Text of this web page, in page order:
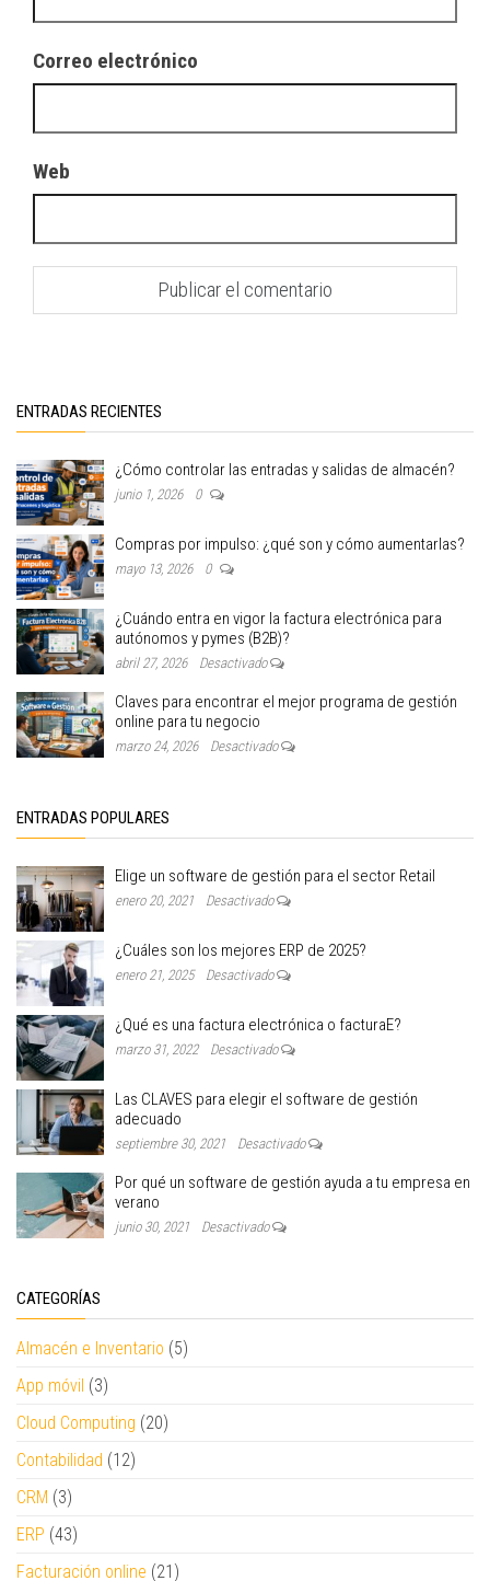
Correo electrónico
Web
ENTRADAS RECIENTES
¿Cómo controlar las entradas y salidas de almacén?
junio 1, 2026 0
Compras por impulso: ¿qué son y cómo aumentarlas?
mayo 13, 2026 0
¿Cuándo entra en vigor la factura electrónica para
autónomos y pymes (B2B)?
abril 27, 2026 Desactivado
Claves para encontrar el mejor programa de gestión
online para tu negocio
marzo 24, 2026 Desactivado
ENTRADAS POPULARES
Elige un software de gestión para el sector Retail
enero 20, 2021 Desactivado
¿Cuáles son los mejores ERP de 2025?
enero 21, 2025 Desactivado
¿Qué es una factura electrónica o facturaE?
marzo 31, 2022 Desactivado
Las CLAVES para elegir el software de gestión
adecuado
septiembre 30, 2021 Desactivado
Por qué un software de gestión ayuda a tu empresa en
verano
junio 30, 2021 Desactivado
CATEGORÍAS
Almacén e Inventario (5)
App móvil (3)
Cloud Computing (20)
Contabilidad (12)
CRM (3)
ERP (43)
Facturación online (21)